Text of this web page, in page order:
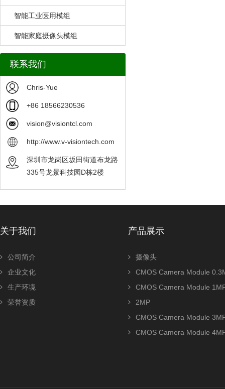
智能工业医用模组
智能家庭摄像头模组
联系我们
Chris-Yue
+86 18566230536
vision@visiontcl.com
http://www.v-visiontech.com
深圳市龙岗区坂田街道布龙路
335号龙景科技园D栋2楼
关于我们
公司简介
企业文化
生产环境
荣誉资质
产品展示
摄像头
CMOS Camera Module
CMOS Camera Module
2MP
CMOS Camera Module
CMOS Camera Module